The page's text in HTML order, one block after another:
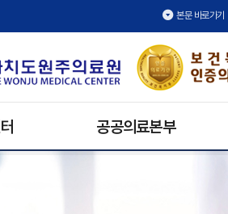
본문 바로가기
공공의료본부